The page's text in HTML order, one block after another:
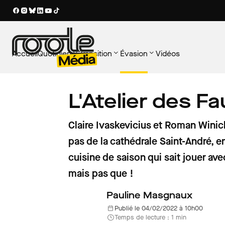
AccueilQuotidien
Équipement
Réglementation
AU VOLANT
au 1er août 2026 : carte
électrique, carburants…
Transition
Nouveaux usages
Voiture propre
VOITURE PROPRE
hausse de l’électricité du
votre recharge ?
Évasion
Voyager en France
PATRIMOINE
anciennes : l'agenda du
1er et 2 août en France
Vidéos
L'Atelier des
Claire Ivaskevicius et Roman
pas de la cathédrale Saint-André,
cuisine de saison qui sait jouer
mais pas que !
Pauline Masgnaux
Publié le 04/02/2022 à 10h00
Temps de lecture : 1 min